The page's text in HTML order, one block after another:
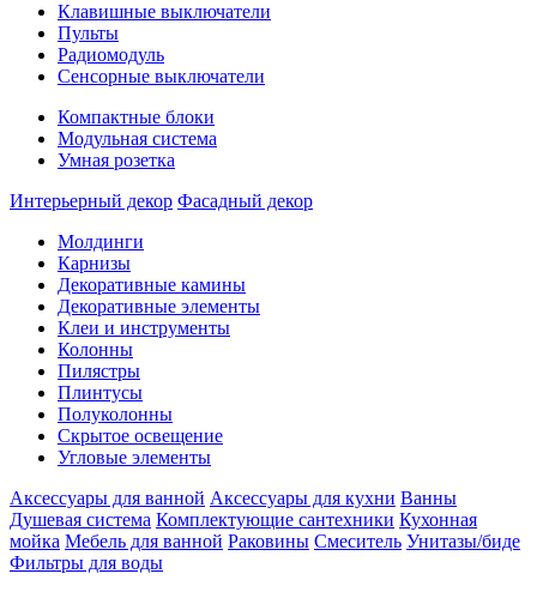
Клавишные выключатели
Пульты
Радиомодуль
Сенсорные выключатели
Компактные блоки
Модульная система
Умная розетка
Интерьерный декор Фасадный декор
Молдинги
Карнизы
Декоративные камины
Декоративные элементы
Клеи и инструменты
Колонны
Пилястры
Плинтусы
Полуколонны
Скрытое освещение
Угловые элементы
Аксессуары для ванной Аксессуары для кухни Ванны
Душевая система Комплектующие сантехники Кухонная
мойка Мебель для ванной Раковины Смеситель Унитазы/биде
Фильтры для воды